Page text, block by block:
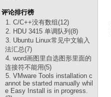
评论排行榜
1. C/C++没有数组(12)
2. HDU 3415 单调队列(8)
3. Ubuntu Linux常见中文输入
法汇总(7)
4. word画图里自选图形里面的
连接符不能用(5)
5. VMware Tools installation c
annot be started manually whil
e Easy Install is in progress.